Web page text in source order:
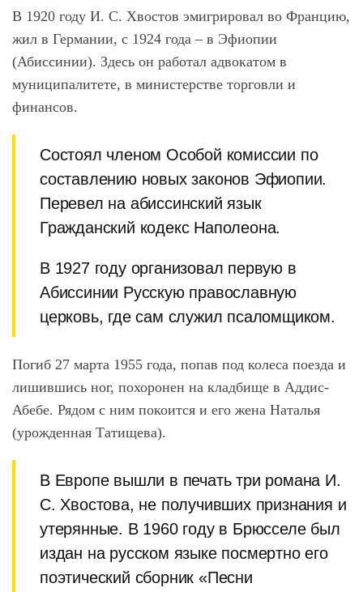
В 1920 году И. С. Хвостов эмигрировал во Францию,
жил в Германии, с 1924 года – в Эфиопии
(Абиссинии). Здесь он работал адвокатом в
муниципалитете, в министерстве торговли и
финансов.
Состоял членом Особой комиссии по
составлению новых законов Эфиопии.
Перевел на абиссинский язык
Гражданский кодекс Наполеона.
В 1927 году организовал первую в
Абиссинии Русскую православную
церковь, где сам служил псаломщиком.
Погиб 27 марта 1955 года, попав под колеса поезда и
лишившись ног, похоронен на кладбище в Аддис-
Абебе. Рядом с ним покоится и его жена Наталья
(урожденная Татищева).
В Европе вышли в печать три романа И.
С. Хвостова, не получивших признания и
утерянные. В 1960 году в Брюсселе был
издан на русском языке посмертно его
поэтический сборник «Песни